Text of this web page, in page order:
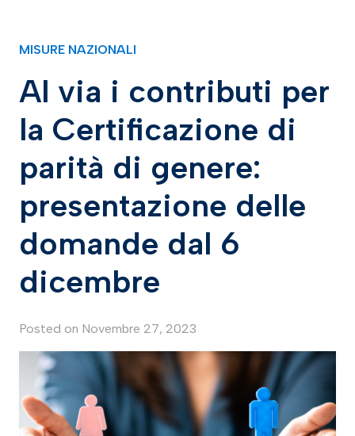
MISURE NAZIONALI
Al via i contributi per
la Certificazione di
parità di genere:
presentazione delle
domande dal 6
dicembre
Posted on Novembre 27, 2023